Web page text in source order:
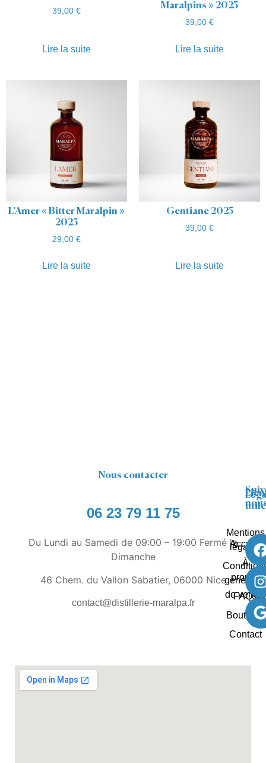
39,00 €
Lire la suite
Maralpins » 2025
39,00 €
Lire la suite
L’Amer « Bitter Maralpin »
2025
29,00 €
Lire la suite
Gentiane 2025
39,00 €
Lire la suite
Nous contacter
06 23 79 11 75
Du Lundi au Samedi de 09:00 – 19:00 Fermé le
Dimanche
46 Chem. du Vallon Sabatier, 06000 Nice
contact@distillerie-maralpa.fr
Accueil
À
propos
FAQs
Boutique
Contact
Mentions
légales
générales
de ventes